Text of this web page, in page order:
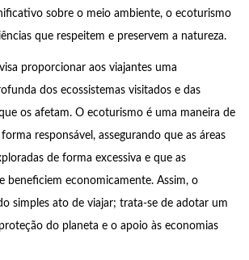
sobre o meio ambiente, o ecoturismo
que respeitem e preservem a natureza.
proporcionar aos viajantes uma
dos ecossistemas visitados e das
os afetam. O ecoturismo é uma maneira de
responsável, assegurando que as áreas
de forma excessiva e que as
beneficiem economicamente. Assim, o
simples ato de viajar; trata-se de adotar um
do planeta e o apoio às economias